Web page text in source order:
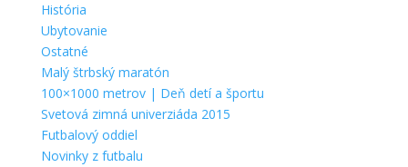
História
Ubytovanie
Ostatné
Malý štrbský maratón
100×1000 metrov | Deň detí a športu
Svetová zimná univerziáda 2015
Futbalový oddiel
Novinky z futbalu